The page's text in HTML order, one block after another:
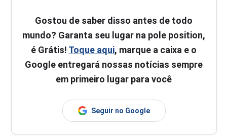
Gostou de saber disso antes de todo
mundo? Garanta seu lugar na pole position,
é Grátis! Toque aqui, marque a caixa e o
Google entregará nossas notícias sempre
em primeiro lugar para você
Seguir no Google